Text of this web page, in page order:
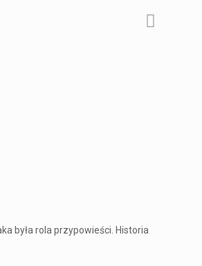
była rola przypowieści. Historia